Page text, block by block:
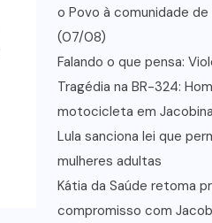
o Povo à comunidade
(07/08)
Falando o que pensa:
Tragédia na BR-324:
motocicleta em Jacobina
Lula sanciona lei que
mulheres adultas
Kátia da Saúde retoma
compromisso com